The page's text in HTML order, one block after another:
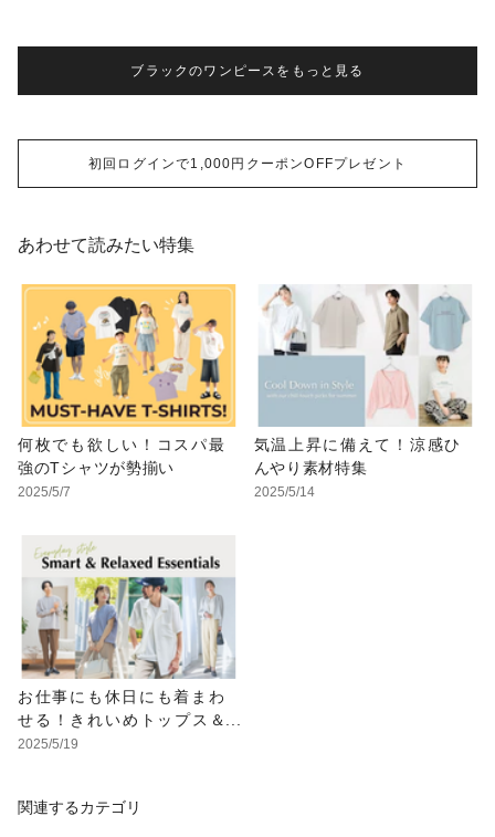
ブラックのワンピースをもっと見る
初回ログインで1,000円クーポンOFFプレゼント
あわせて読みたい特集
何枚でも欲しい！コスパ最
強のTシャツが勢揃い
2025/5/7
気温上昇に備えて！涼感ひ
んやり素材特集
2025/5/14
お仕事にも休日にも着まわ
せる！きれいめトップス＆
ボトムス
2025/5/19
関連するカテゴリ